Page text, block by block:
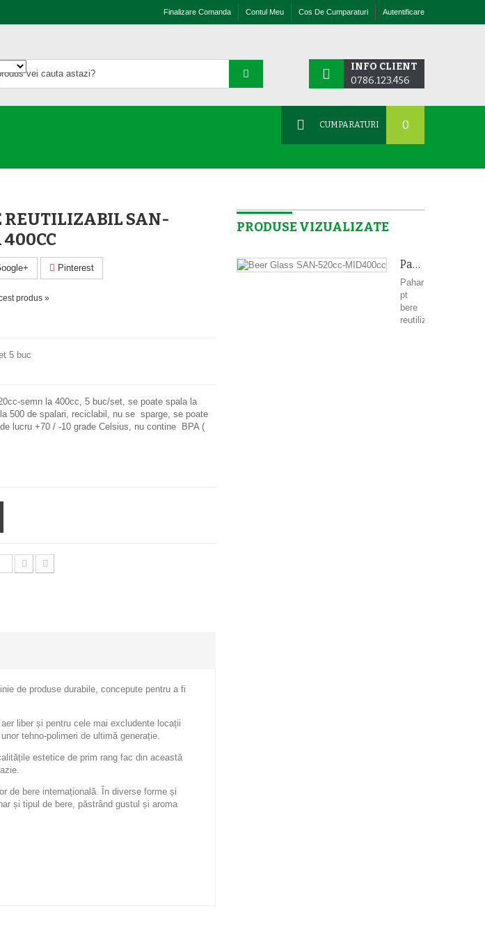
Autentificare
Cos De Cumparaturi
Contul Meu
Finalizare Comanda
INFO CLIENT
0786.123.456
CUMPARATURI 0
REUTILIZABIL SAN-
400CC
Pinterest
produs »
5 buc
semn la 400cc, 5 buc/set, se poate spala la
500 de spalari, reciclabil, nu se sparge, se poate
lucru +70 / -10 grade Celsius, nu contine BPA (
de produse durabile, concepute pentru a fi
liber și pentru cele mai excludente locații
tehno-polimeri de ultimă generație.
estetice de prim rang fac din această
de bere internațională. În diverse forme și
și tipul de bere, păstrând gustul și aroma
PRODUSE VIZUALIZATE
Pahar Pt Bere...
Pahar
pt
bere
reutilizabil...